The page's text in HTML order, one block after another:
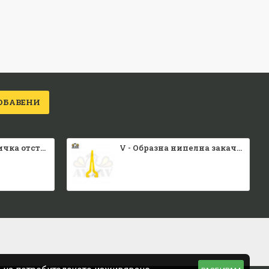
Малка каса вратичка отстрани и отгоре V - Образна нипелна закачалка